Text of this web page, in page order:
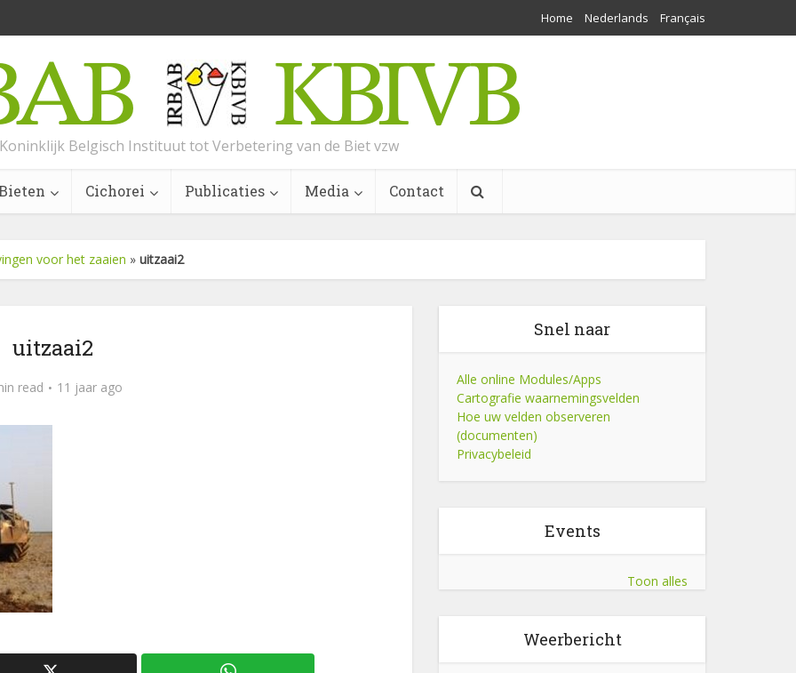
Home Nederlands Français
Koninklijk Belgisch Instituut tot Verbetering van de Biet vzw
Cichorei Publicaties Media Contact
voor het zaaien » uitzaai2
uitzaai2
read 11 jaar ago
Snel naar
Alle online Modules/Apps
Cartografie waarnemingsvelden
Hoe uw velden observeren
(documenten)
Privacybeleid
Events
Toon alles
Weerbericht